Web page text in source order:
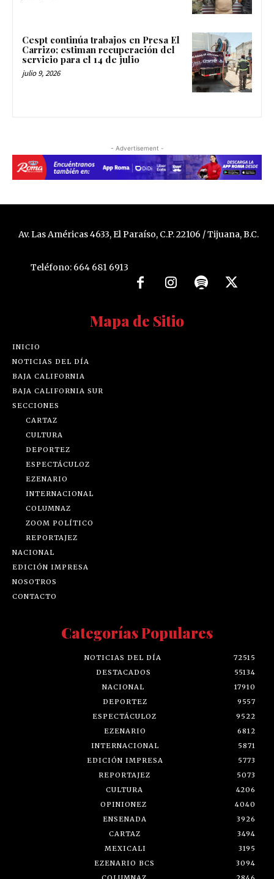
Cespt continúa trabajos en Presa El
Carrizo; estiman recuperación del
servicio para el 14 de julio
julio 9, 2026
- Advertisement -
Av. Las Américas 4633, El Paraíso, C.P. 22106 / Tijuana, B.C.
Teléfono: 664 681 6913
Mapa de Sitio
INICIO
NOTICIAS DEL DÍA
BAJA CALIFORNIA
BAJA CALIFORNIA SUR
SECCIONES
CARTAZ
CULTURA
DEPORTEZ
ESPECTÁCULOZ
EZENARIO
INTERNACIONAL
COLUMNAZ
ZOOM POLÍTICO
REPORTAJEZ
NACIONAL
EDICIÓN IMPRESA
NOSOTROS
CONTACTO
Categorías Populares
NOTICIAS DEL DÍA
72515
DESTACADOS
55134
NACIONAL
17910
DEPORTEZ
9557
ESPECTÁCULOZ
9522
EZENARIO
6812
INTERNACIONAL
5871
EDICIÓN IMPRESA
5773
REPORTAJEZ
5073
CULTURA
4206
OPINIONEZ
4040
ENSENADA
3926
CARTAZ
3494
MEXICALI
3195
EZENARIO BCS
3094